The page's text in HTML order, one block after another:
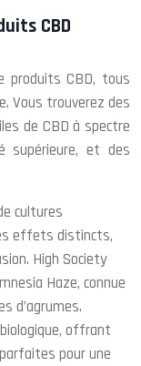
CBD
produits CBD, tous
Vous trouverez des
de CBD à spectre
supérieure, et des
cultures
effets distincts,
High Society
Haze, connue
d’agrumes.
offrant
pour une